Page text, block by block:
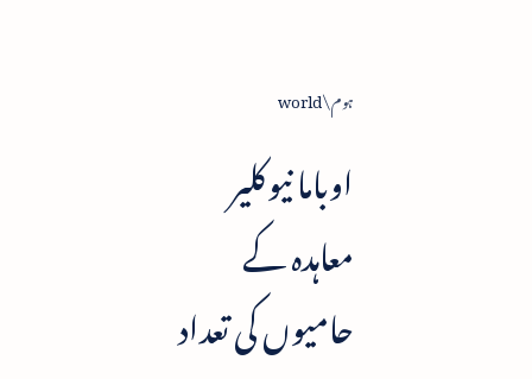
ہوم world
اوباما نیوکلیر
معاہدہ کے
حامیوں کی تعداد